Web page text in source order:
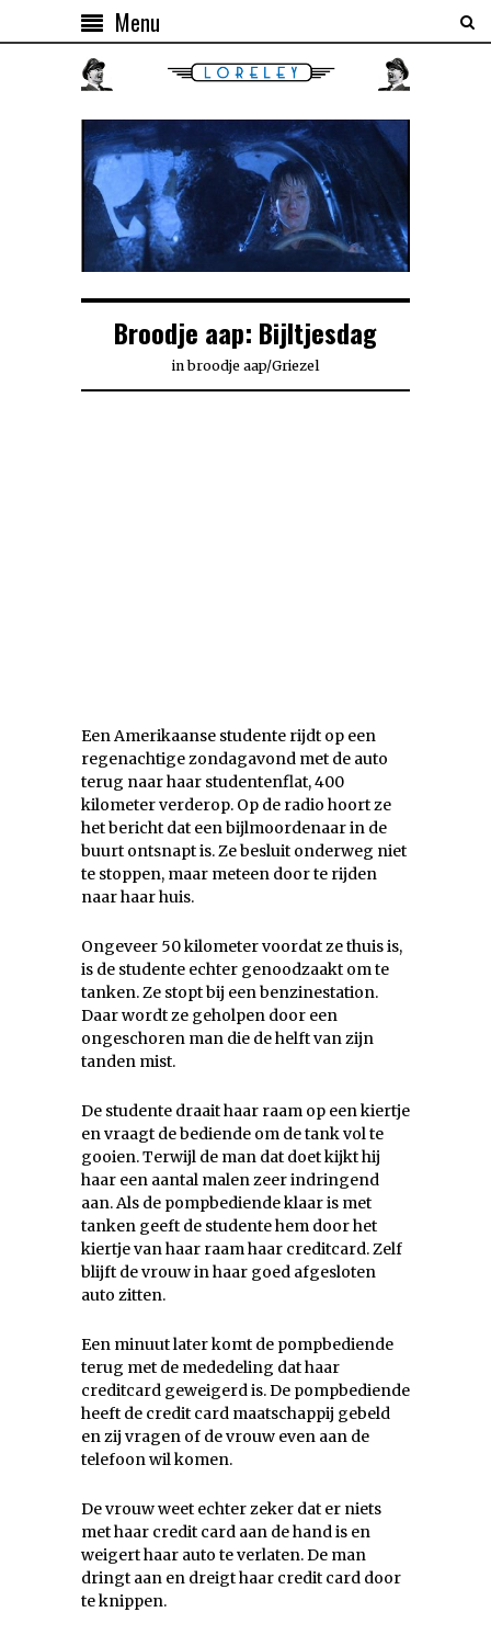
Menu
Broodje aap: Bijltjesdag
in broodje aap/Griezel
Een Amerikaanse studente rijdt op een
regenachtige zondagavond met de auto
terug naar haar studentenflat, 400
kilometer verderop. Op de radio hoort ze
het bericht dat een bijlmoordenaar in de
buurt ontsnapt is. Ze besluit onderweg niet
te stoppen, maar meteen door te rijden
naar haar huis.
Ongeveer 50 kilometer voordat ze thuis is,
is de studente echter genoodzaakt om te
tanken. Ze stopt bij een benzinestation.
Daar wordt ze geholpen door een
ongeschoren man die de helft van zijn
tanden mist.
De studente draait haar raam op een kiertje
en vraagt de bediende om de tank vol te
gooien. Terwijl de man dat doet kijkt hij
haar een aantal malen zeer indringend
aan. Als de pompbediende klaar is met
tanken geeft de studente hem door het
kiertje van haar raam haar creditcard. Zelf
blijft de vrouw in haar goed afgesloten
auto zitten.
Een minuut later komt de pompbediende
terug met de mededeling dat haar
creditcard geweigerd is. De pompbediende
heeft de credit card maatschappij gebeld
en zij vragen of de vrouw even aan de
telefoon wil komen.
De vrouw weet echter zeker dat er niets
met haar credit card aan de hand is en
weigert haar auto te verlaten. De man
dringt aan en dreigt haar credit card door
te knippen.